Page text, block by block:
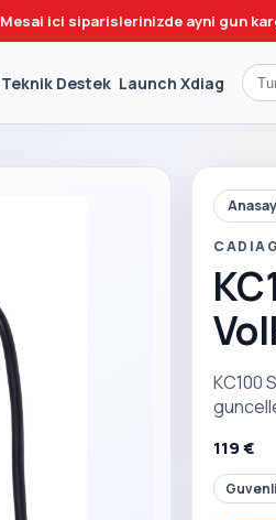
Mesai ici siparislerinizde ayni gun
Teknik Destek Launch Xdiag
KC100
119 €